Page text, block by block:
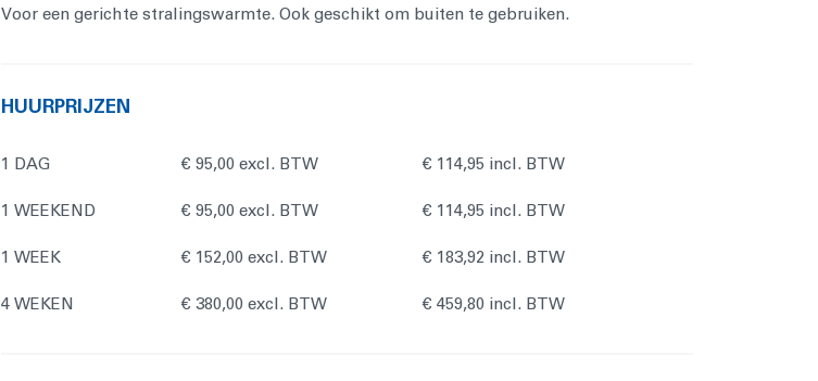
Voor een gerichte stralingswarmte. Ook geschikt om buiten te gebruiken.
HUURPRIJZEN
1 DAG
1 WEEKEND
1 WEEK
4 WEKEN
€ 95,00 excl. BTW
€ 95,00 excl. BTW
€ 152,00 excl. BTW
€ 380,00 excl. BTW
€ 114,95 incl. BTW
€ 114,95 incl. BTW
€ 183,92 incl. BTW
€ 459,80 incl. BTW